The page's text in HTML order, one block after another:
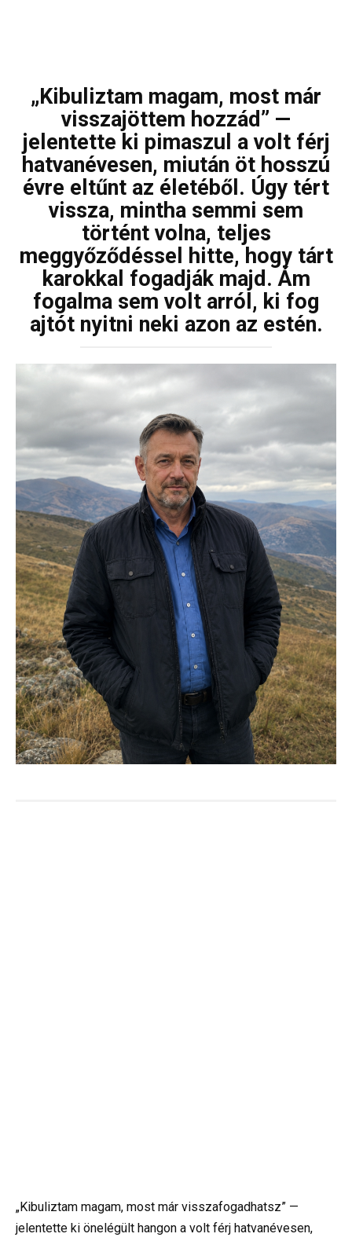
„Kibuliztam magam, most már
visszajöttem hozzád” —
jelentette ki pimaszul a volt férj
hatvanévesen, miután öt hosszú
évre eltűnt az életéből. Úgy tért
vissza, mintha semmi sem
történt volna, teljes
meggyőződéssel hitte, hogy tárt
karokkal fogadják majd. Ám
fogalma sem volt arról, ki fog
ajtót nyitni neki azon az estén.
„Kibuliztam magam, most már visszafogadhatsz” —
jelentette ki önelégült hangon a volt férj hatvanévesen,